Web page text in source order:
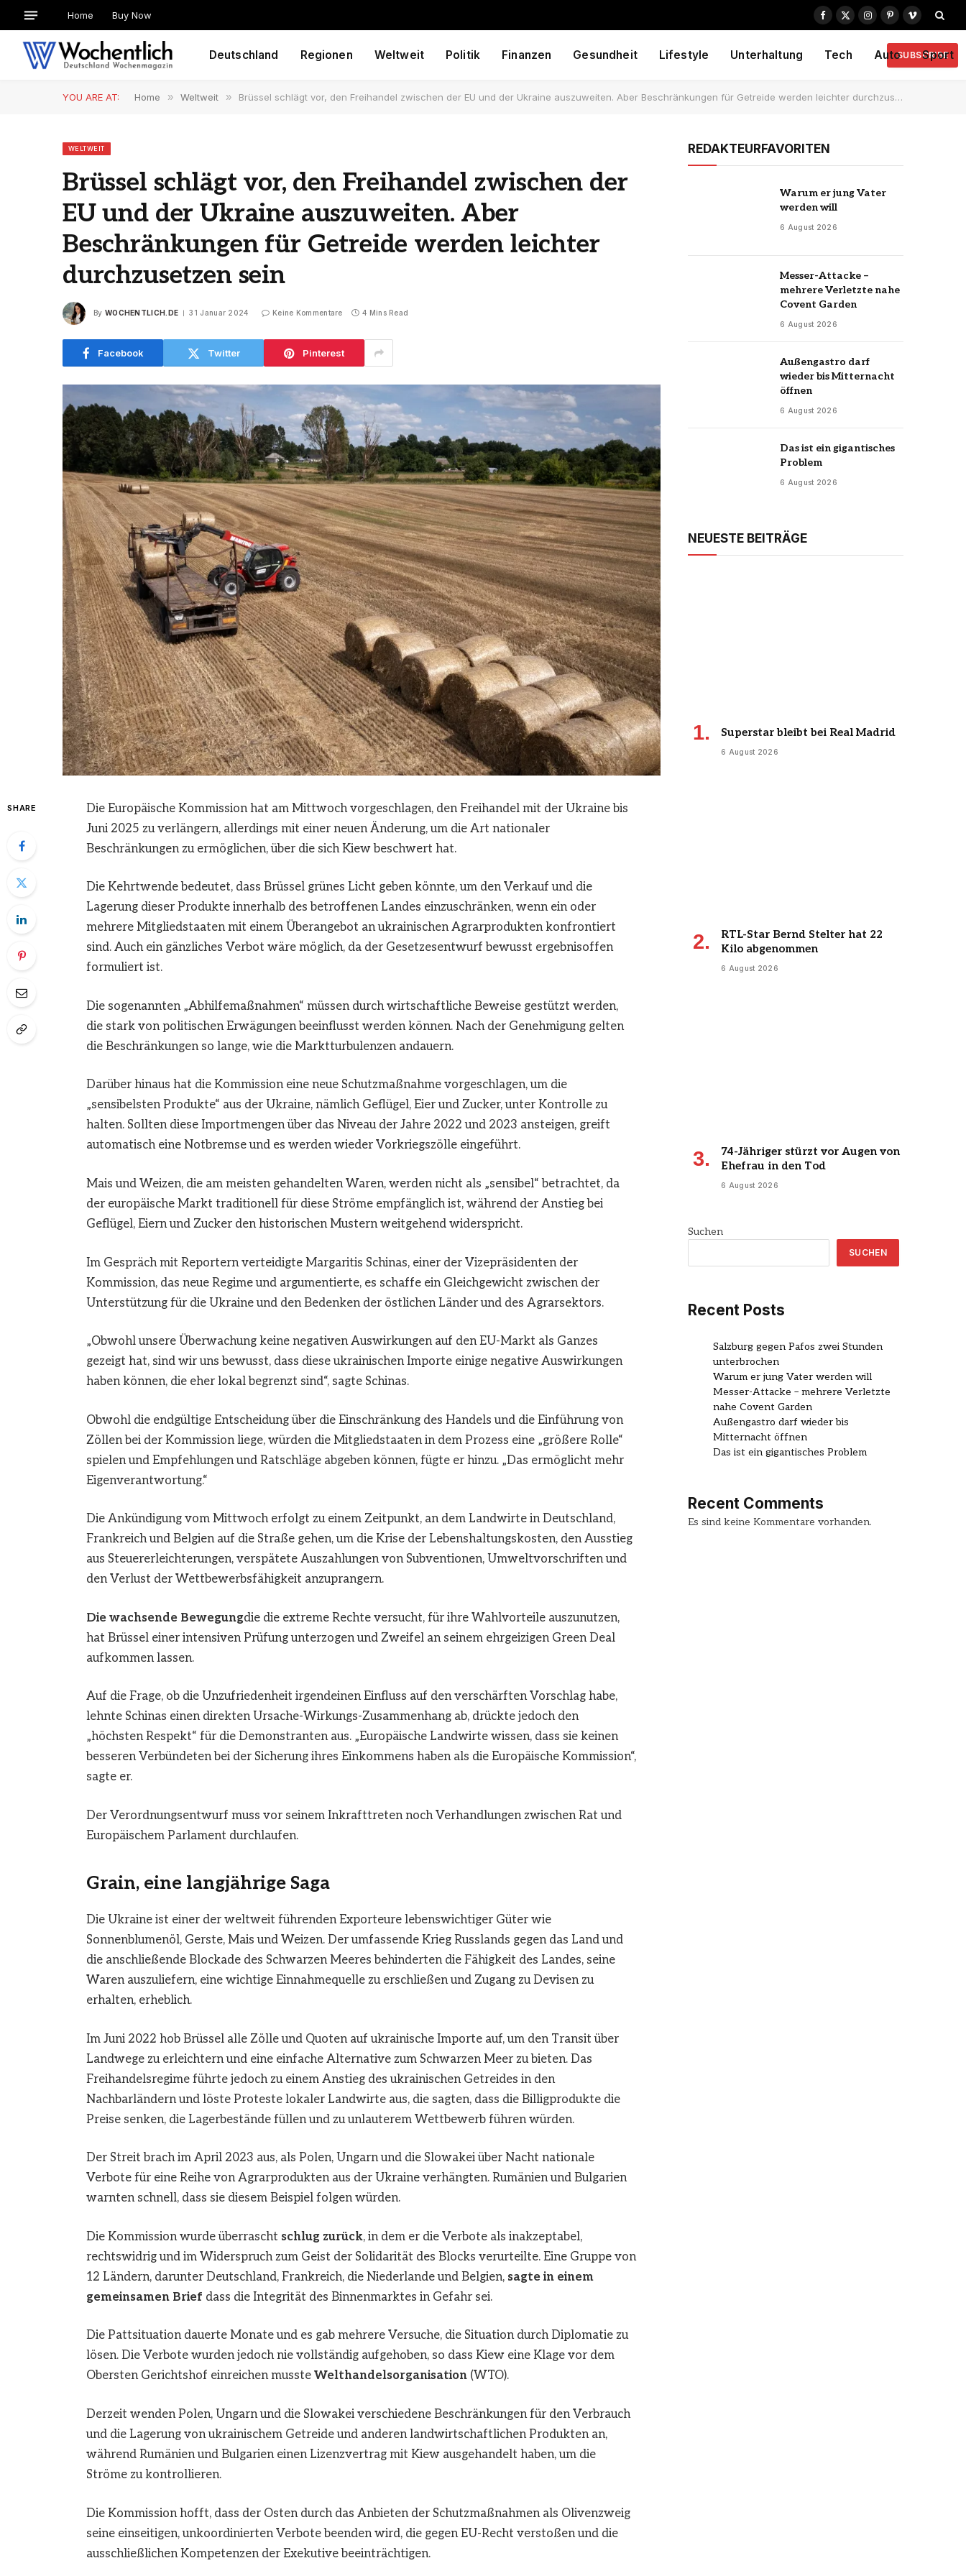
Home Buy Now
Facebook
X
Instagram
PinterestVimeo
Deutschland Regionen Weltweit Politik Finanzen Gesundheit Lifestyle Unterhaltung Tech Auto Sport
SUBSCRIBE
YOU ARE AT: Home » Weltweit » Brüssel schlägt vor, den Freihandel zwischen der EU und der Ukraine auszuweiten. Aber Beschränkungen für Getreide werden leichter durchzusetzen sein
WELTWEIT
Brüssel schlägt vor, den Freihandel zwischen der
EU und der Ukraine auszuweiten. Aber
Beschränkungen für Getreide werden leichter
durchzusetzen sein
By WOCHENTLICH.DE 31 Januar 2024 Keine Kommentare 4 Mins Read
Facebook Twitter Pinterest
SHARE
Die Europäische Kommission hat am Mittwoch vorgeschlagen, den Freihandel mit der Ukraine bis
Juni 2025 zu verlängern, allerdings mit einer neuen Änderung, um die Art nationaler
Beschränkungen zu ermöglichen, über die sich Kiew beschwert hat.
Die Kehrtwende bedeutet, dass Brüssel grünes Licht geben könnte, um den Verkauf und die
Lagerung dieser Produkte innerhalb des betroffenen Landes einzuschränken, wenn ein oder
mehrere Mitgliedstaaten mit einem Überangebot an ukrainischen Agrarprodukten konfrontiert
sind. Auch ein gänzliches Verbot wäre möglich, da der Gesetzesentwurf bewusst ergebnisoffen
formuliert ist.
Die sogenannten „Abhilfemaßnahmen“ müssen durch wirtschaftliche Beweise gestützt werden,
die stark von politischen Erwägungen beeinflusst werden können. Nach der Genehmigung gelten
die Beschränkungen so lange, wie die Marktturbulenzen andauern.
Darüber hinaus hat die Kommission eine neue Schutzmaßnahme vorgeschlagen, um die
„sensibelsten Produkte“ aus der Ukraine, nämlich Geflügel, Eier und Zucker, unter Kontrolle zu
halten. Sollten diese Importmengen über das Niveau der Jahre 2022 und 2023 ansteigen, greift
automatisch eine Notbremse und es werden wieder Vorkriegszölle eingeführt.
Mais und Weizen, die am meisten gehandelten Waren, werden nicht als „sensibel“ betrachtet, da
der europäische Markt traditionell für diese Ströme empfänglich ist, während der Anstieg bei
Geflügel, Eiern und Zucker den historischen Mustern weitgehend widerspricht.
Im Gespräch mit Reportern verteidigte Margaritis Schinas, einer der Vizepräsidenten der
Kommission, das neue Regime und argumentierte, es schaffe ein Gleichgewicht zwischen der
Unterstützung für die Ukraine und den Bedenken der östlichen Länder und des Agrarsektors.
„Obwohl unsere Überwachung keine negativen Auswirkungen auf den EU-Markt als Ganzes
gezeigt hat, sind wir uns bewusst, dass diese ukrainischen Importe einige negative Auswirkungen
haben können, die eher lokal begrenzt sind“, sagte Schinas.
Obwohl die endgültige Entscheidung über die Einschränkung des Handels und die Einführung von
Zöllen bei der Kommission liege, würden die Mitgliedstaaten in dem Prozess eine „größere Rolle“
spielen und Empfehlungen und Ratschläge abgeben können, fügte er hinzu. „Das ermöglicht mehr
Eigenverantwortung.“
Die Ankündigung vom Mittwoch erfolgt zu einem Zeitpunkt, an dem Landwirte in Deutschland,
Frankreich und Belgien auf die Straße gehen, um die Krise der Lebenshaltungskosten, den Ausstieg
aus Steuererleichterungen, verspätete Auszahlungen von Subventionen, Umweltvorschriften und
den Verlust der Wettbewerbsfähigkeit anzuprangern.
Die wachsende Bewegungdie die extreme Rechte versucht, für ihre Wahlvorteile auszunutzen,
hat Brüssel einer intensiven Prüfung unterzogen und Zweifel an seinem ehrgeizigen Green Deal
aufkommen lassen.
Auf die Frage, ob die Unzufriedenheit irgendeinen Einfluss auf den verschärften Vorschlag habe,
lehnte Schinas einen direkten Ursache-Wirkungs-Zusammenhang ab, drückte jedoch den
„höchsten Respekt“ für die Demonstranten aus. „Europäische Landwirte wissen, dass sie keinen
besseren Verbündeten bei der Sicherung ihres Einkommens haben als die Europäische Kommission“,
sagte er.
Der Verordnungsentwurf muss vor seinem Inkrafttreten noch Verhandlungen zwischen Rat und
Europäischem Parlament durchlaufen.
Grain, eine langjährige Saga
Die Ukraine ist einer der weltweit führenden Exporteure lebenswichtiger Güter wie
Sonnenblumenöl, Gerste, Mais und Weizen. Der umfassende Krieg Russlands gegen das Land und
die anschließende Blockade des Schwarzen Meeres behinderten die Fähigkeit des Landes, seine
Waren auszuliefern, eine wichtige Einnahmequelle zu erschließen und Zugang zu Devisen zu
erhalten, erheblich.
Im Juni 2022 hob Brüssel alle Zölle und Quoten auf ukrainische Importe auf, um den Transit über
Landwege zu erleichtern und eine einfache Alternative zum Schwarzen Meer zu bieten. Das
Freihandelsregime führte jedoch zu einem Anstieg des ukrainischen Getreides in den
Nachbarländern und löste Proteste lokaler Landwirte aus, die sagten, dass die Billigprodukte die
Preise senken, die Lagerbestände füllen und zu unlauterem Wettbewerb führen würden.
Der Streit brach im April 2023 aus, als Polen, Ungarn und die Slowakei über Nacht nationale
Verbote für eine Reihe von Agrarprodukten aus der Ukraine verhängten. Rumänien und Bulgarien
warnten schnell, dass sie diesem Beispiel folgen würden.
Die Kommission wurde überrascht schlug zurück, in dem er die Verbote als inakzeptabel,
rechtswidrig und im Widerspruch zum Geist der Solidarität des Blocks verurteilte. Eine Gruppe von
12 Ländern, darunter Deutschland, Frankreich, die Niederlande und Belgien, sagte in einem
gemeinsamen Brief dass die Integrität des Binnenmarktes in Gefahr sei.
Die Pattsituation dauerte Monate und es gab mehrere Versuche, die Situation durch Diplomatie zu
lösen. Die Verbote wurden jedoch nie vollständig aufgehoben, so dass Kiew eine Klage vor dem
Obersten Gerichtshof einreichen musste Welthandelsorganisation(WTO).
Derzeit wenden Polen, Ungarn und die Slowakei verschiedene Beschränkungen für den Verbrauch
und die Lagerung von ukrainischem Getreide und anderen landwirtschaftlichen Produkten an,
während Rumänien und Bulgarien einen Lizenzvertrag mit Kiew ausgehandelt haben, um die
Ströme zu kontrollieren.
Die Kommission hofft, dass der Osten durch das Anbieten der Schutzmaßnahmen als Olivenzweig
seine einseitigen, unkoordinierten Verbote beenden wird, die gegen EU-Recht verstoßen und die
ausschließlichen Kompetenzen der Exekutive beeinträchtigen.
REDAKTEURFAVORITEN
Warum er jung Vater
werden will
6 August 2026
Messer-Attacke –
mehrere Verletzte nahe
Covent Garden
6 August 2026
Außengastro darf
wieder bis Mitternacht
öffnen
6 August 2026
Das ist ein gigantisches
Problem
6 August 2026
NEUESTE BEITRÄGE
Superstar bleibt bei Real Madrid
6 August 2026
RTL-Star Bernd Stelter hat 22
Kilo abgenommen
6 August 2026
74-Jähriger stürzt vor Augen von
Ehefrau in den Tod
6 August 2026
Suchen
SUCHEN
Recent Posts
Salzburg gegen Pafos zwei Stunden
unterbrochen
Warum er jung Vater werden will
Messer-Attacke – mehrere Verletzte
nahe Covent Garden
Außengastro darf wieder bis
Mitternacht öffnen
Das ist ein gigantisches Problem
Recent Comments
Es sind keine Kommentare vorhanden.